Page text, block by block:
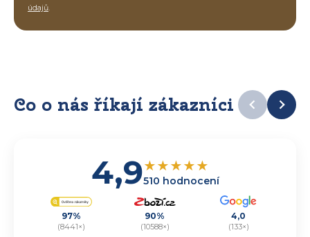
údajů.
Co o nás říkají zákazníci
4,9★★★★★
510 hodnocení
97%
(8441×)
90%
(10588×)
4,0
(133×)